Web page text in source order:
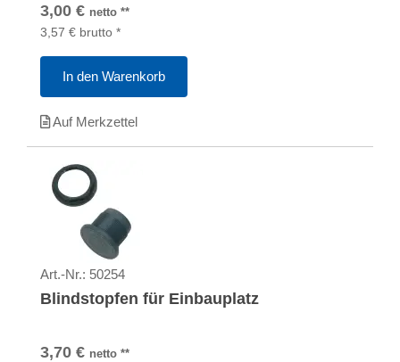
3,00 € netto **
3,57 € brutto *
In den Warenkorb
Auf Merkzettel
Art.-Nr.: 50254
Blindstopfen für Einbauplatz
3,70 € netto **